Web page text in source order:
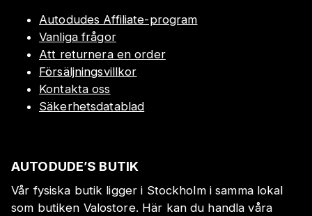
Autodudes Affiliate-program
Vanliga frågor
Att returnera en order
Försäljningsvillkor
Kontakta oss
Säkerhetsdatablad
AUTODUDE’S BUTIK
Vår fysiska butik ligger i Stockholm i samma lokal
som butiken Valostore. Här kan du handla våra